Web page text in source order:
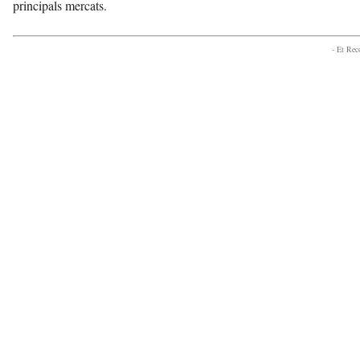
principals mercats.
- Et